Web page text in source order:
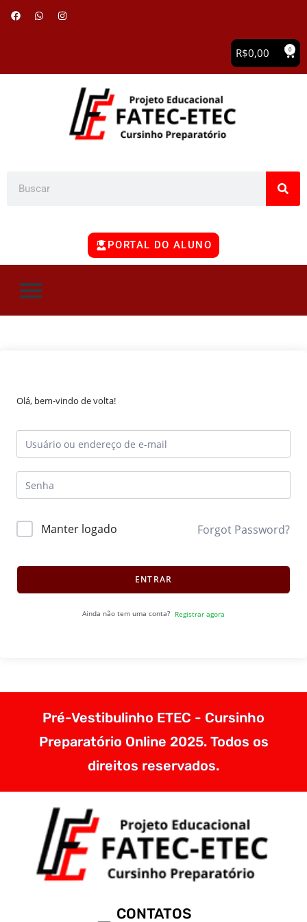
R$0,00 0
PORTAL DO ALUNO
Olá, bem-vindo de volta!
Manter logado Forgot Password?
ENTRAR
Ainda não tem uma conta? Registrar agora
Pré-Vestibulinho ETEC - Cursinho
Preparatório Online 2025. Todos os
direitos reservados.
CONTATOS